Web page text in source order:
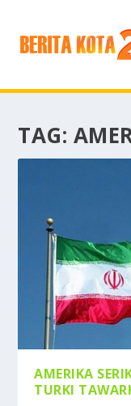
TAG:
AMERIKA
TURKI